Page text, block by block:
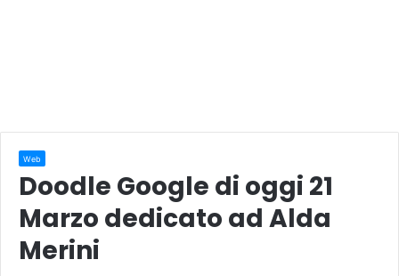
Web
Doodle Google di oggi 21
Marzo dedicato ad Alda
Merini